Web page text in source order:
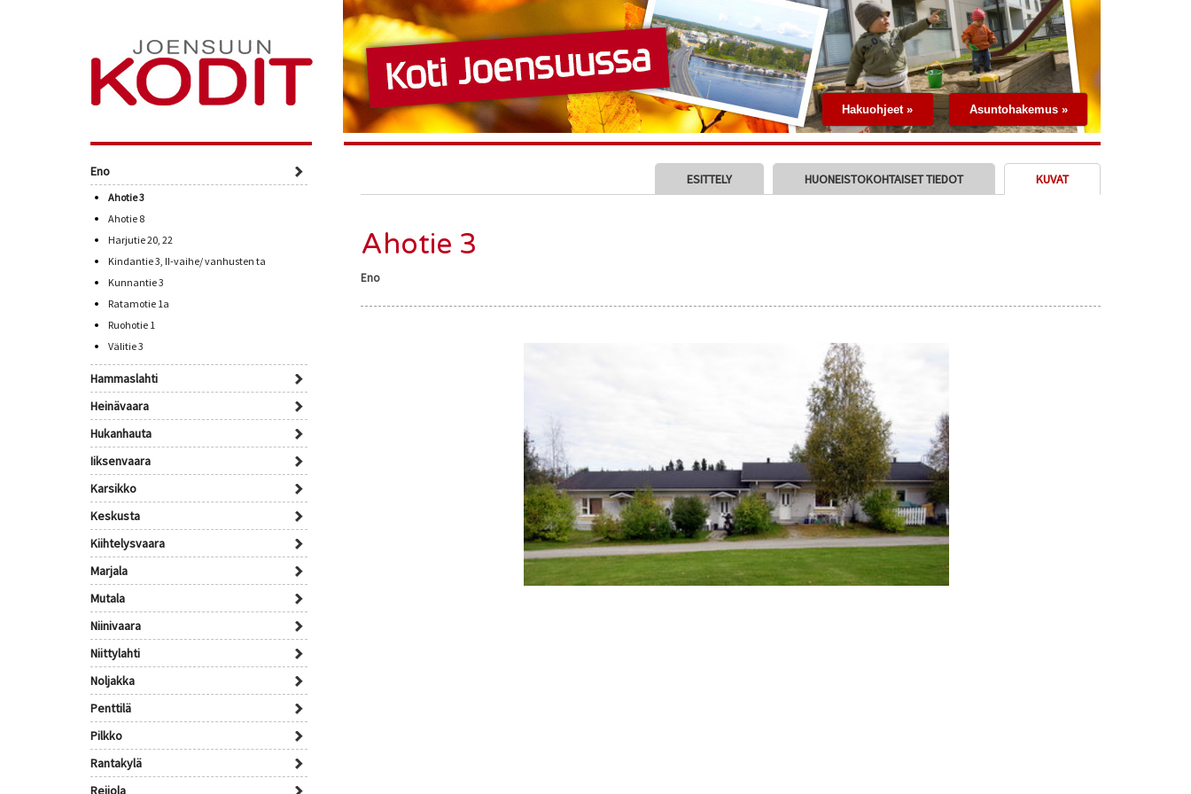
Hakuohjeet » Asuntohakemus »
Eno
Ahotie 3
Ahotie 8
Harjutie 20, 22
Kindantie 3, II-vaihe/ vanhusten ta
Kunnantie 3
Ratamotie 1a
Ruohotie 1
Välitie 3
Hammaslahti
Heinävaara
Hukanhauta
Iiksenvaara
Karsikko
Keskusta
Kiihtelysvaara
Marjala
Mutala
Niinivaara
Niittylahti
Noljakka
Penttilä
Pilkko
Rantakylä
Reijola
KUVAT
HUONEISTOKOHTAISET TIEDOT
ESITTELY
Ahotie 3
Eno